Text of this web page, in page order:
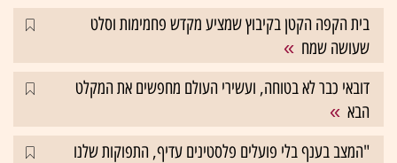
בית הקפה הקטן בקיבוץ שמציע מקדש פחמימות וסלט
שעושה שמח
דובאי כבר לא בטוחה, ועשירי העולם מחפשים את המקלט
הבא
"המצב בענף בלי פועלים פלסטינים עדיף, התפוקות שלנו